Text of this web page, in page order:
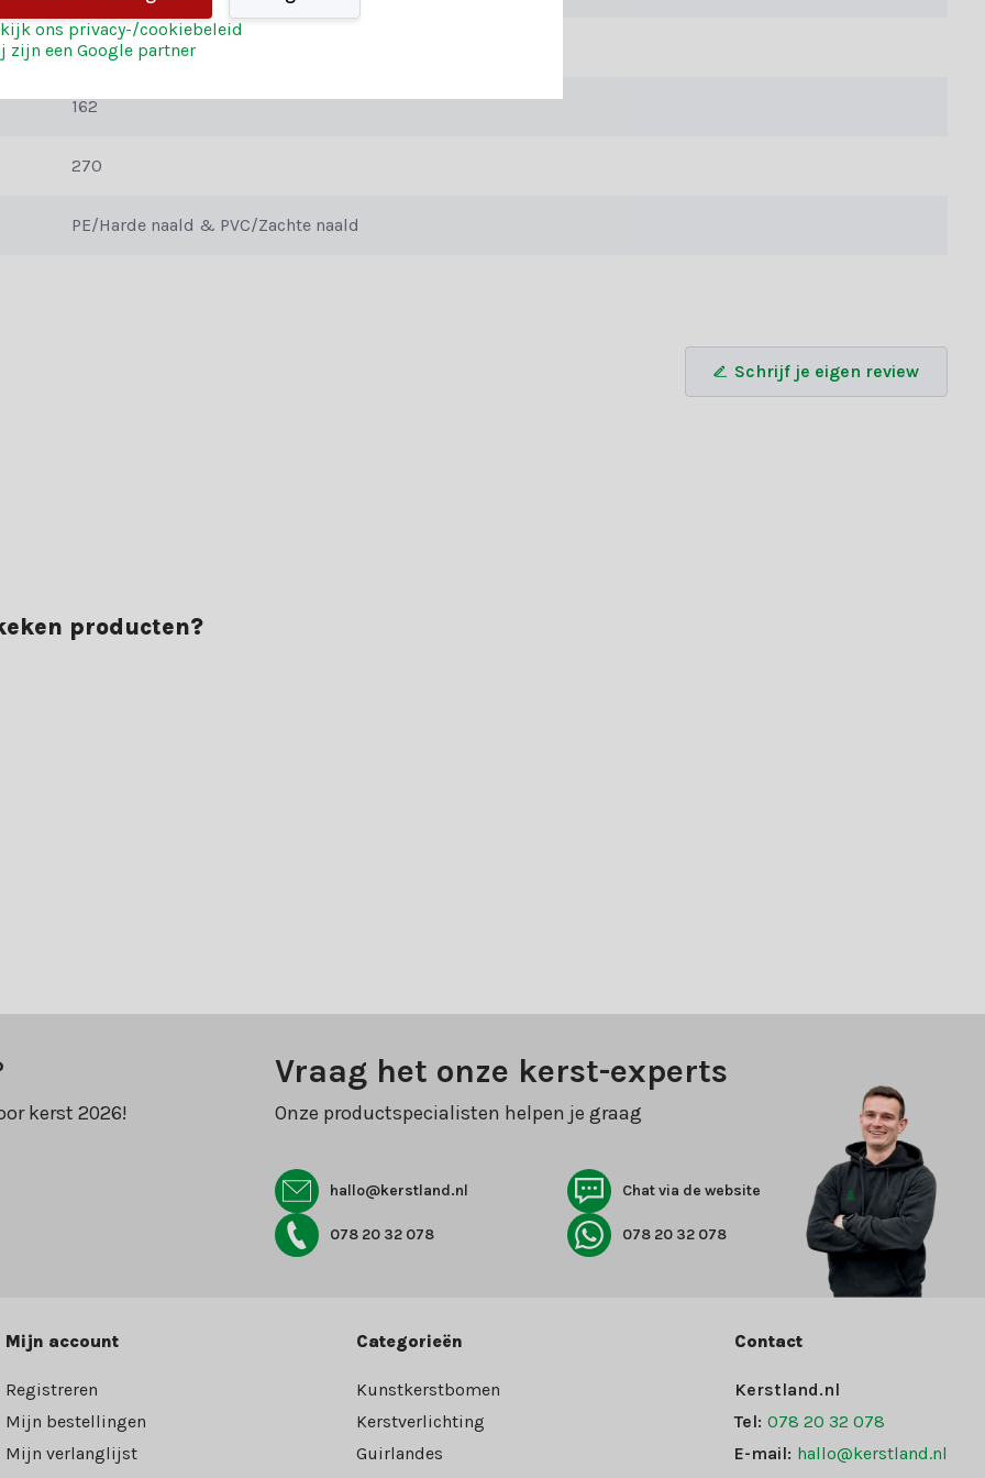
onderscheid tussen harde en zachte naalden. Een kunstkerstboom die volledig van PE is gemaakt, heeft vrijwel altijd harde
is de combinatie van de materialen zo’n uitstekende oplossing. De PVC-naalden voelen zachter aan, wat ervoor zorgt dat de
plezier. Berg de kerstboom eenvoudig op na de feestdagen, geniet tijdens de kerst van het gemak van geen losse naalden,
de specificatietabel voor alle informatie.
het zelf en bestel vandaag nog jouw kunstkerstboom.
Allison pine
162
270
PE/Harde naald & PVC/Zachte naald
Schrijf je eigen review
producten?
kerst 2026!
Vraag het onze kerst-experts
Onze productspecialisten helpen je graag
hallo@kerstland.nl Chat via de website
078 20 32 078 078 20 32 078
Mijn account
Registreren
Mijn bestellingen
Mijn verlanglijst
Categorieën
Kunstkerstbomen
Kerstverlichting
Guirlandes
Contact
Kerstland.nl
Tel: 078 20 32 078
E-mail: hallo@kerstland.nl
ons privacy-/cookiebeleid
zijn een Google partner